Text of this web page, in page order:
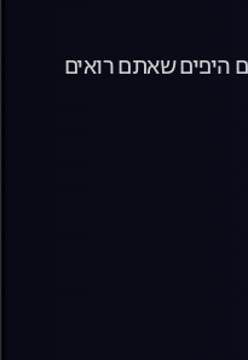
היפים שאתם רואים